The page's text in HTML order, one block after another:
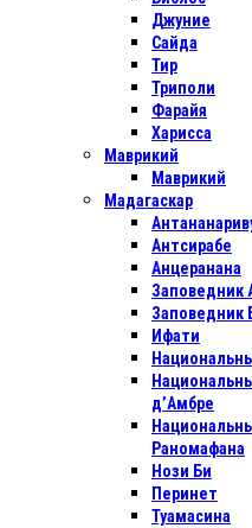
Джуние
Сайда
Тир
Триполи
Фарайя
Харисса
Маврикий
Маврикий
Мадагаскар
Антсирабе
Анцеранана
Заповедник
Заповедник
Ифати
д’Амбре
Раномафана
Нози Би
Перинет
Туамасина